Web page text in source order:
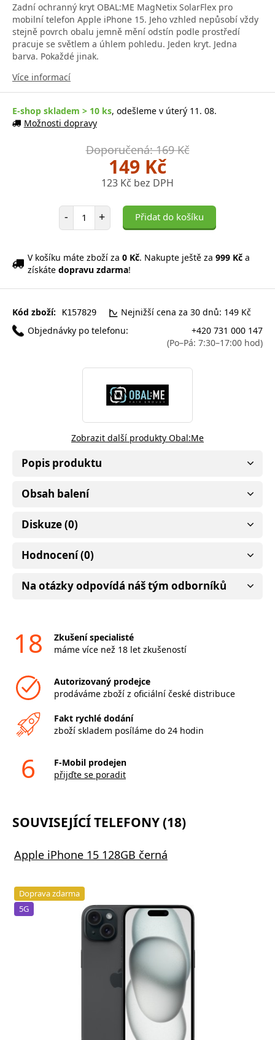
Zadní ochranný kryt OBAL:ME MagNetix SolarFlex pro
mobilní telefon Apple iPhone 15. Jeho vzhled nepůsobí vždy
stejně povrch obalu jemně mění odstín podle prostředí
pracuje se světlem a úhlem pohledu. Jeden kryt. Jedna
barva. Pokaždé jinak.
Více informací
E-shop skladem > 10 ks, odešleme v úterý 11. 08.
Možnosti dopravy
Doporučená: 169 Kč
149 Kč
123 Kč bez DPH
- Počet položek
+ Přidat do košíku
V košíku máte zboží za 0 Kč. Nakupte ještě za 999 Kč a
získáte dopravu zdarma!
Kód zboží: K157829
Nejnižší cena za 30 dnů: 149 Kč
Objednávky po telefonu:
+420 731 000 147
(Po–Pá: 7:30–17:00 hod)
Zobrazit další produkty Obal:Me
Popis produktu
Obsah balení
Diskuze (0)
Hodnocení (0)
Na otázky odpovídá náš tým odborníků
18
Zkušení specialisté
máme více než 18 let zkušeností
Autorizovaný prodejce
prodáváme zboží z oficiální české distribuce
Fakt rychlé dodání
zboží skladem posíláme do 24 hodin
6
F-Mobil prodejen
přijďte se poradit
SOUVISEJÍCÍ TELEFONY (18)
Apple iPhone 15 128GB černá
Doprava zdarma
5G